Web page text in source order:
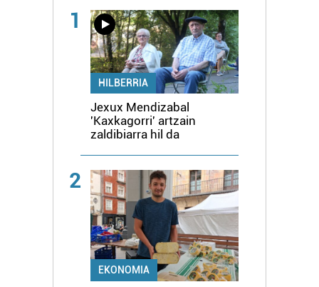
1
HILBERRIA
Jexux Mendizabal
'Kaxkagorri' artzain
zaldibiarra hil da
2
EKONOMIA